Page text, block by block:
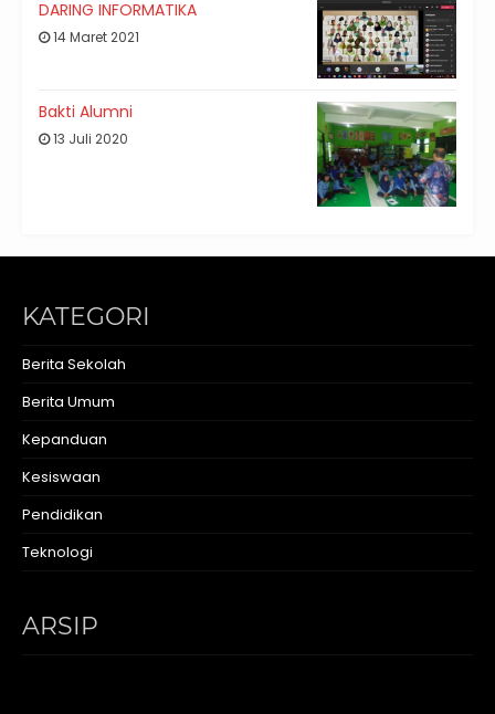
DARING INFORMATIKA
14 Maret 2021
Bakti Alumni
13 Juli 2020
KATEGORI
Berita Sekolah
Berita Umum
Kepanduan
Kesiswaan
Pendidikan
Teknologi
ARSIP